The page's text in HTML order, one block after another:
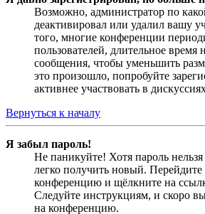
Возможно, администратор по
деактивировал или удалил вашу
того, многие конференции
пользователей, длительное время
сообщения, чтобы уменьшить
это произошло, попробуйте
активнее участвовать в
Вернуться к началу
Я забыл пароль!
Не паникуйте! Хотя пароль
легко получить новый. Перейдите
конференцию и щёлкните на
Следуйте инструкциям, и скоро
на конференцию.